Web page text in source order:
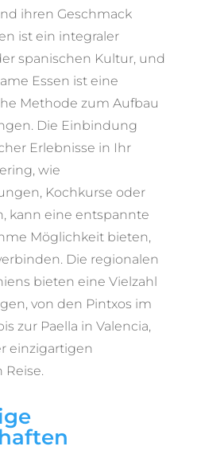
ihren Geschmack
ist ein integraler
spanischen Kultur, und
Essen ist eine
Methode zum Aufbau
Die Einbindung
Erlebnisse in Ihr
wie
Kochkurse oder
kann eine entspannte
Möglichkeit bieten,
Die regionalen
bieten eine Vielzahl
von den Pintxos im
zur Paella in Valencia,
einzigartigen
Reise.